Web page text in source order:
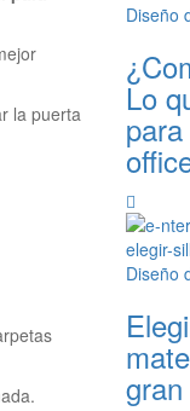
la puerta
Diseño
Lo
Diseño